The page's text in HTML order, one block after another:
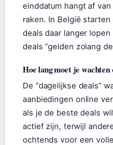
einddatum hangt af
raken. In België
deals daar langer
deals “gelden zolang
Hoe lang moet je wachten
De “dagelijkse deals”
aanbiedingen online
als je de beste deals
actief zijn, terwijl
ochtends voor een